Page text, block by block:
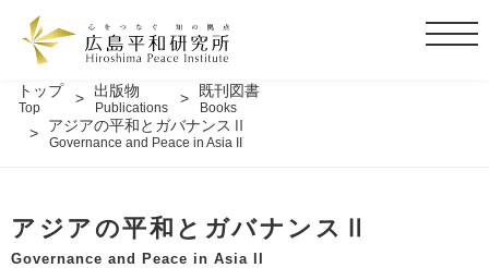
t
トップ
Top
出版物
Publications
既刊図書
Books
アジアの平和とガバナンスⅡ
Governance and Peace in Asia II
アジアの平和とガバナンスⅡ
Governance and Peace in Asia II